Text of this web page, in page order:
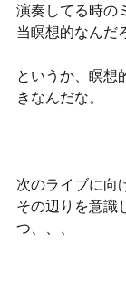
演奏してる時の
当瞑想的なんだ
というか、瞑想
きなんだな。
次のライブに向
その辺りを意識
つ、、、